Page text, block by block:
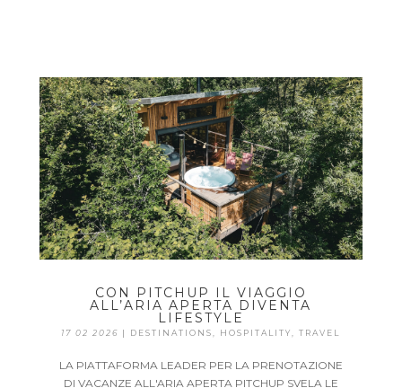
CON PITCHUP IL VIAGGIO
ALL’ARIA APERTA DIVENTA
LIFESTYLE
17 02 2026 | DESTINATIONS HOSPITALITY ,TRAVEL
LA PIATTAFORMA LEADER PER LA PRENOTAZIONE
DI VACANZE ALL'ARIA APERTA PITCHUP SVELA LE